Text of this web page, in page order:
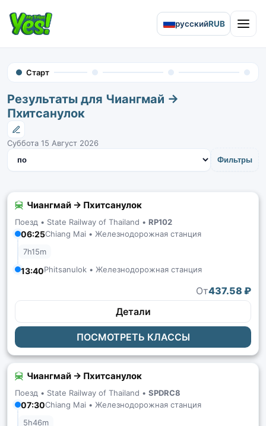
русскийRUB Open
Старт
Результаты для Чиангмай →
Пхитсанулок
Суббота 15 Август 2026
Фильтры
Сортировать результаты
Чиангмай → Пхитсанулок
Поезд • State Railway of Thailand • RP102
06:25Chiang Mai • Железнодорожная станция
7h15m
13:40Phitsanulok • Железнодорожная станция
От437.58 ₽
Детали
ПОСМОТРЕТЬ КЛАССЫ
Чиангмай → Пхитсанулок
Поезд • State Railway of Thailand • SPDRC8
07:30Chiang Mai • Железнодорожная станция
5h46m